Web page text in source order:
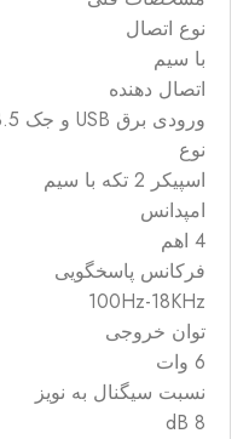
نوع اتصال
با سیم
اتصال دهنده
ورودی برق USB و جک 3.5 میلی متری
نوع
اسپیکر 2 تکه با سیم
امپدانس
4 اهم
فرکانس پاسخگویی
100Hz-18KHz
توان خروجی
6 وات
نسبت سیگنال به نویز
8 dB